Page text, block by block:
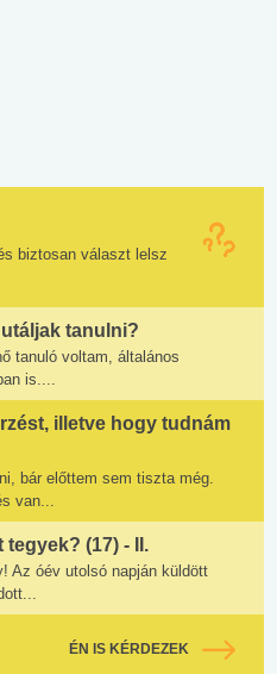
biztosan választ lelsz
tanulni?
tanuló voltam, általános
is....
illetve hogy tudnám
bár előttem sem tiszta még.
van...
(17) - II.
Az óév utolsó napján küldött
ÉN IS KÉRDEZEK